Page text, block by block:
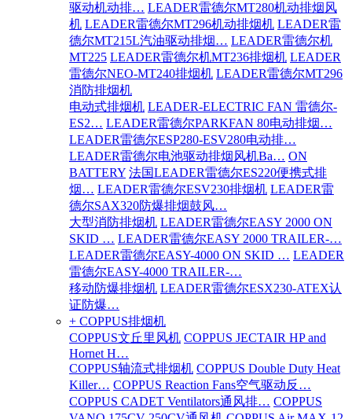
驱动机动排… LEADER雷德尔MT280机动排烟风
机 LEADER雷德尔MT296机动排烟机 LEADER雷
德尔MT215L汽油驱动排烟… LEADER雷德尔机
MT225 LEADER雷德尔机MT236排烟机 LEADER
雷德尔NEO-MT240排烟机 LEADER雷德尔MT296
消防排烟机
电动式排烟机 LEADER-ELECTRIC FAN 雷德尔-
ES2… LEADER雷德尔PARKFAN 80电动排烟…
LEADER雷德尔ESP280-ESV280电动排…
LEADER雷德尔电池驱动排烟风机Ba… ON
BATTERY 法国LEADER雷德尔ES220便携式排
烟… LEADER雷德尔ESV230排烟机 LEADER雷
德尔SAX320防爆排烟鼓风…
大型消防排烟机 LEADER雷德尔EASY 2000 ON
SKID … LEADER雷德尔EASY 2000 TRAILER-…
LEADER雷德尔EASY-4000 ON SKID … LEADER
雷德尔EASY-4000 TRAILER-…
移动防爆排烟机 LEADER雷德尔ESX230-ATEX认
证防爆…
+ COPPUS排烟机
COPPUS文丘里风机 COPPUS JECTAIR HP and
Hornet H…
COPPUS轴流式排烟机 COPPUS Double Duty Heat
Killer… COPPUS Reaction Fans空气驱动反…
COPPUS CADET Ventilators通风排… COPPUS